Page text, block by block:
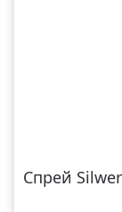
Спрей